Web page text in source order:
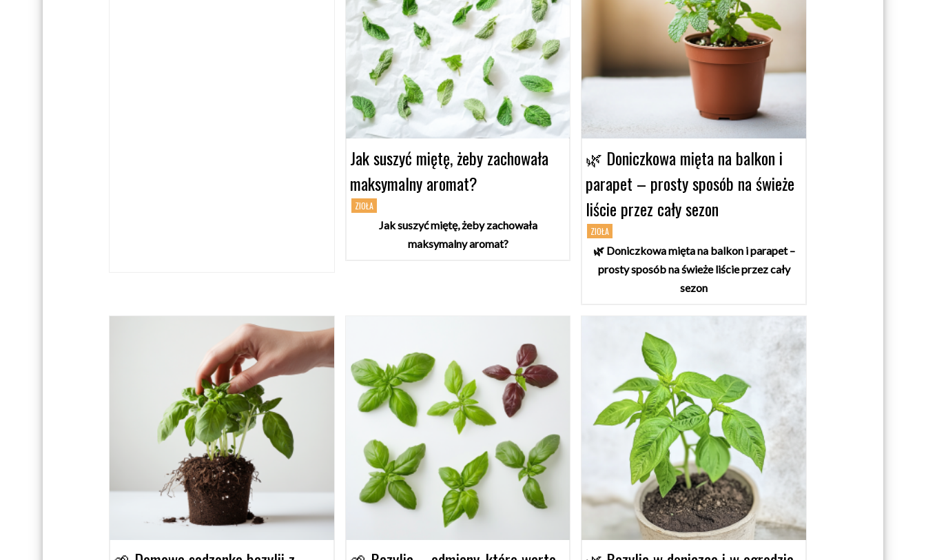
Jak suszyć miętę, żeby zachowała
maksymalny aromat?
ZIOŁA
Jak suszyć miętę, żeby zachowała
maksymalny aromat?
🌿 Doniczkowa mięta na balkon i
parapet – prosty sposób na świeże
liście przez cały sezon
ZIOŁA
🌿 Doniczkowa mięta na balkon i parapet –
prosty sposób na świeże liście przez cały
sezon